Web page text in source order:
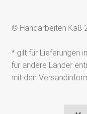
© Handarbeiten Käß
* gilt für Lieferungen
für andere Länder
mit den